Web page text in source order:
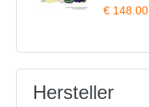
€ 148.00
Hersteller